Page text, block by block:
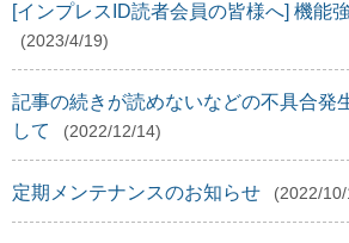
[インプレスID読者会員の皆様へ] 機能
(2023/4/19)
記事の続きが読めないなどの不具合発
して
(2022/12/14)
定期メンテナンスのお知らせ (2022/